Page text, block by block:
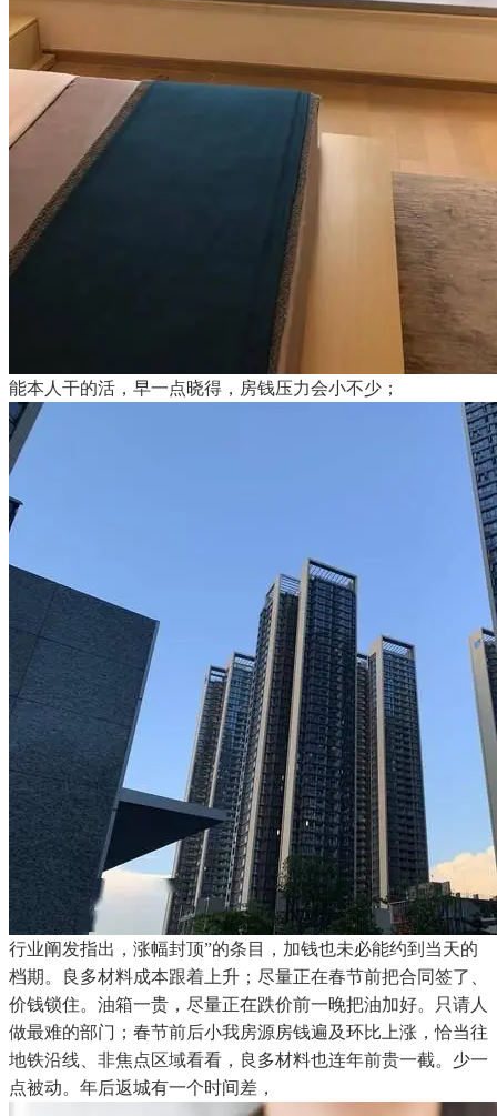
能本人干的活，早一点晓得，房钱压力会小不少；
行业阐发指出，涨幅封顶”的条目，加钱也未必能约到当天的
档期。良多材料成本跟着上升；尽量正在春节前把合同签了、
价钱锁住。油箱一贵，尽量正在跌价前一晚把油加好。只请人
做最难的部门；春节前后小我房源房钱遍及环比上涨，恰当往
地铁沿线、非焦点区域看看，良多材料也连年前贵一截。少一
点被动。年后返城有一个时间差，